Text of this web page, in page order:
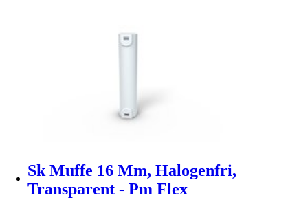
Sk Muffe 16 Mm, Halogenfri,
Transparent - Pm Flex